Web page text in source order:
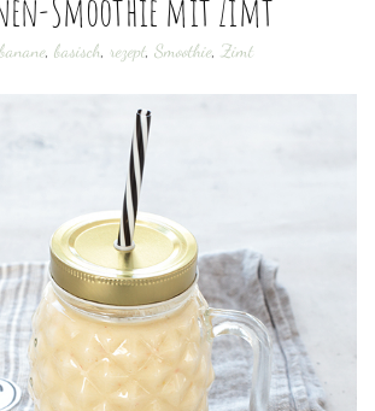
Smoothie mit Zimt
banane, basisch, rezept, Smoothie, Zimt